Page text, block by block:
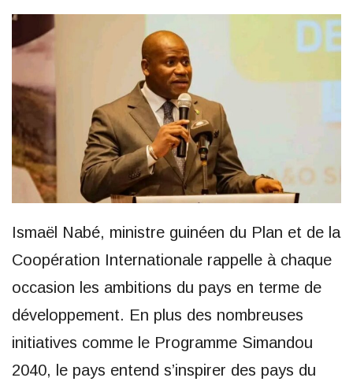
Ismaël Nabé, ministre guinéen du Plan et de la
Coopération Internationale rappelle à chaque
occasion les ambitions du pays en terme de
développement. En plus des nombreuses
initiatives comme le Programme Simandou
2040, le pays entend s’inspirer des pays du